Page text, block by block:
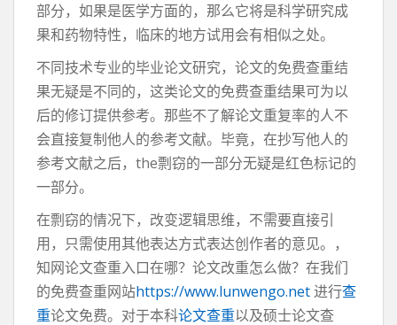
部分，如果是医学方面的，那么它将是科学研究成
果和药物特性，临床的地方试用会有相似之处。
不同技术专业的毕业论文研究，论文的免费查重结
果无疑是不同的，这类论文的免费查重结果可为以
后的修订提供参考。那些不了解论文重复率的人不
会直接复制他人的参考文献。毕竟，在抄写他人的
参考文献之后，the剽窃的一部分无疑是红色标记的
一部分。
在剽窃的情况下，改变逻辑思维，不需要直接引
用，只需使用其他表达方式表达创作者的意见。，
知网论文查重入口在哪？论文改重怎么做？在我们
的免费查重网站https://www.lunwengo.net进行查
重论文免费。对于本科论文查重以及硕士论文查